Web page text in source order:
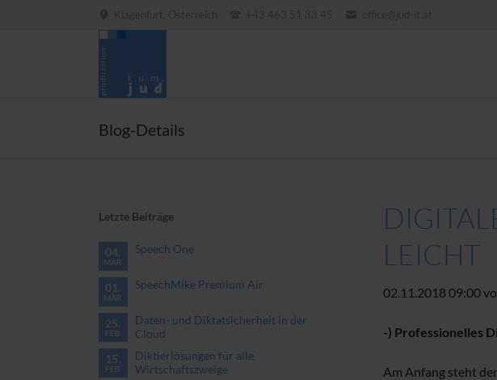
Blog-Details
LEICHT
02.11.2018 09:00
-) Professionelles
Am Anfang steht
Letzte Beiträge
04.
MÄR
Speech One
01.
MÄR
SpeechMike Premium Air
25.
FEB
Daten- und Diktatsicherheit in der
Cloud
15.
FEB
Diktierlösungen für alle
Wirtschaftszweige